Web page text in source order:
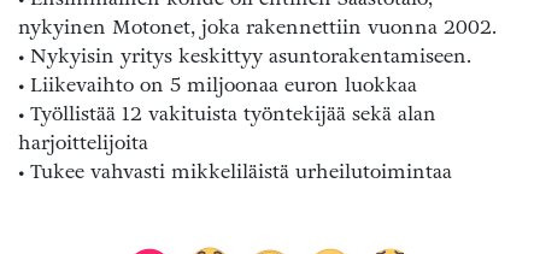
nykyinen Motonet, joka rakennettiin vuonna 2002.
• Nykyisin yritys keskittyy asuntorakentamiseen.
• Liikevaihto on 5 miljoonaa euron luokkaa
• Työllistää 12 vakituista työntekijää sekä alan
harjoittelijoita
• Tukee vahvasti mikkeliläistä urheilutoimintaa